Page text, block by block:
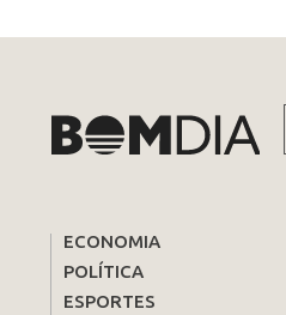
ECONOMIA
POLÍTICA
ESPORTES